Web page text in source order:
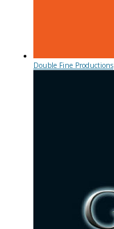
Double Fine Productions